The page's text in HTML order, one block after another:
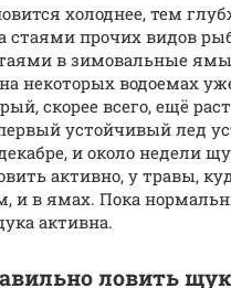
холоднее, тем
стаями прочих видов
в зимовальные
некоторых водоемах
скорее всего, ещё
устойчивый лед
и около недели
активно, у травы,
и в ямах. Пока
активна.
ловить